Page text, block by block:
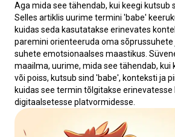
Aga mida see tähendab, kui keegi kutsub
Selles artiklis uurime termini 'babe'
kuidas seda kasutatakse erinevates
paremini orienteeruda oma
suhete emotsionaalses maastikus.
maailma, uurime, mida see tähendab, kui
või poiss, kutsub sind 'babe', konteksti ja
kuidas see termin tõlgitakse erinevatesse
digitaalsetesse platvormidesse.